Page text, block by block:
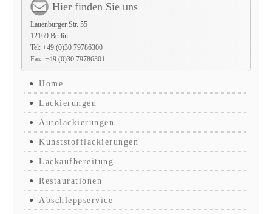
Hier finden Sie uns
Lauenburger Str. 55
12169 Berlin
Tel: +49 (0)30 79786300
Fax: +49 (0)30 79786301
Home
Lackierungen
Autolackierungen
Kunststofflackierungen
Lackaufbereitung
Restaurationen
Abschleppservice